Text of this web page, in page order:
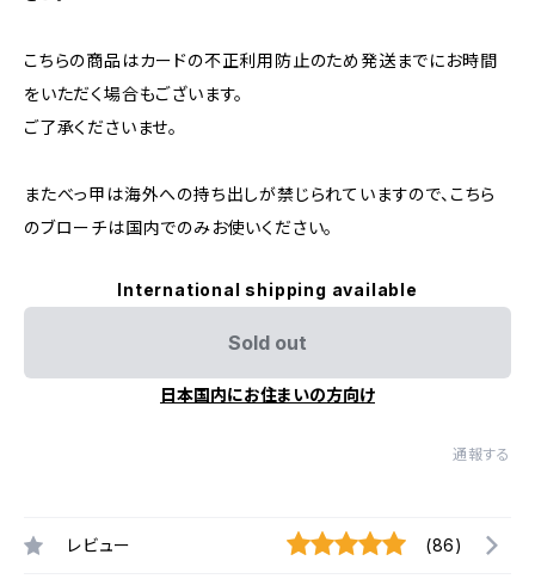
こちらの商品はカードの不正利用防止のため発送までにお時間
をいただく場合もございます。
ご了承くださいませ。
またべっ甲は海外への持ち出しが禁じられていますので、こちら
のブローチは国内でのみお使いください。
International shipping available
Sold out
日本国内にお住まいの方向け
通報する
レビュー (86)